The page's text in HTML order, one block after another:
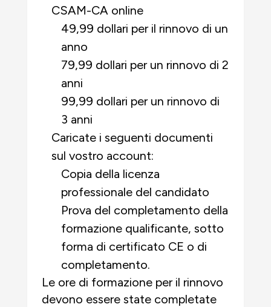
CSAM-CA online
49,99 dollari per il rinnovo di un
anno
79,99 dollari per un rinnovo di 2
anni
99,99 dollari per un rinnovo di
3 anni
Caricate i seguenti documenti
sul vostro account:
Copia della licenza
professionale del candidato
Prova del completamento della
formazione qualificante, sotto
forma di certificato CE o di
completamento.
Le ore di formazione per il rinnovo
devono essere state completate